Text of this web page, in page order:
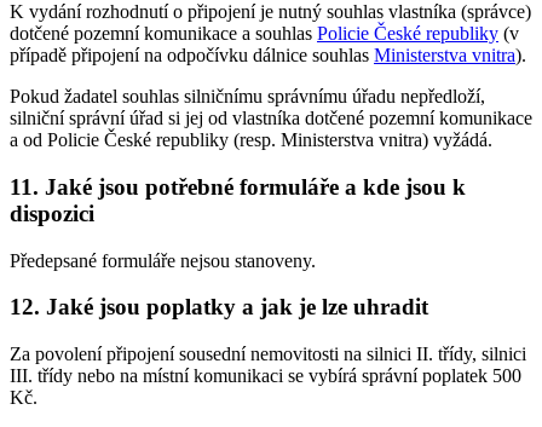
K vydání rozhodnutí o připojení je nutný souhlas vlastníka (správce)
dotčené pozemní komunikace a souhlas Policie České republiky (v
případě připojení na odpočívku dálnice souhlas Ministerstva vnitra).
Pokud žadatel souhlas silničnímu správnímu úřadu nepředloží,
silniční správní úřad si jej od vlastníka dotčené pozemní komunikace
a od Policie České republiky (resp. Ministerstva vnitra) vyžádá.
11. Jaké jsou potřebné formuláře a kde jsou k
dispozici
Předepsané formuláře nejsou stanoveny.
12. Jaké jsou poplatky a jak je lze uhradit
Za povolení připojení sousední nemovitosti na silnici II. třídy, silnici
III. třídy nebo na místní komunikaci se vybírá správní poplatek 500
Kč.